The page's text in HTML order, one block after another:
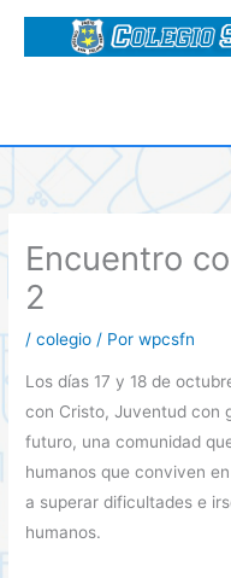
Encuentro
2
/colegio / Porwpcsfn
Los días 17 y 18 de
con Cristo, Juventud con
futuro, una comunidad
humanos que conviven
a superar dificultades e irse
humanos.